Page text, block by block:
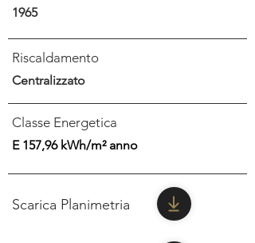
1965
Riscaldamento
Centralizzato
Classe Energetica
E 157,96 kWh/m² anno
Scarica Planimetria